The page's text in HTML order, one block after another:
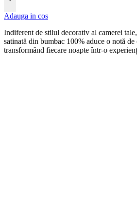
Adauga in cos
Indiferent de stilul decorativ al camerei
satinată din bumbac 100% aduce o notă
transformând fiecare noapte într-o